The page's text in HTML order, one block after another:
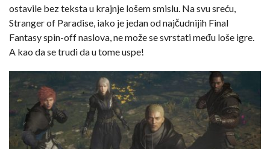
ostavile bez teksta u krajnje lošem smislu. Na svu sreću,
Stranger of Paradise, iako je jedan od najčudnijih Final
Fantasy spin-off naslova, ne može se svrstati među loše igre.
A kao da se trudi da u tome uspe!